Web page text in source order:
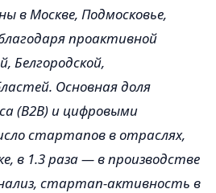
в Москве, Подмосковье,
проактивной
Белгородской,
Основная доля
(B2B) и цифровыми
стартапов в отраслях,
в 1.3 раза — в производстве
стартап-активность в